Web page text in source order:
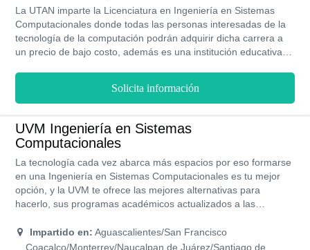
La UTAN imparte la Licenciatura en Ingeniería en Sistemas
Computacionales donde todas las personas interesadas de la
tecnología de la computación podrán adquirir dicha carrera a
un precio de bajo costo, además es una institución educativa
Solicita información
UVM Ingeniería en Sistemas
Computacionales
La tecnología cada vez abarca más espacios por eso formarse
en una Ingeniería en Sistemas Computacionales es tu mejor
opción, y la UVM te ofrece las mejores alternativas para
hacerlo, sus programas académicos actualizados a las
imparte, laboratorios con tecnología de última generación,
becas, finánciennos, actividades culturales y deportivas en una
Impartido en: Aguascalientes/San Francisco
Coacalco/Monterrey/Naucalpan de Juárez/Santiago de